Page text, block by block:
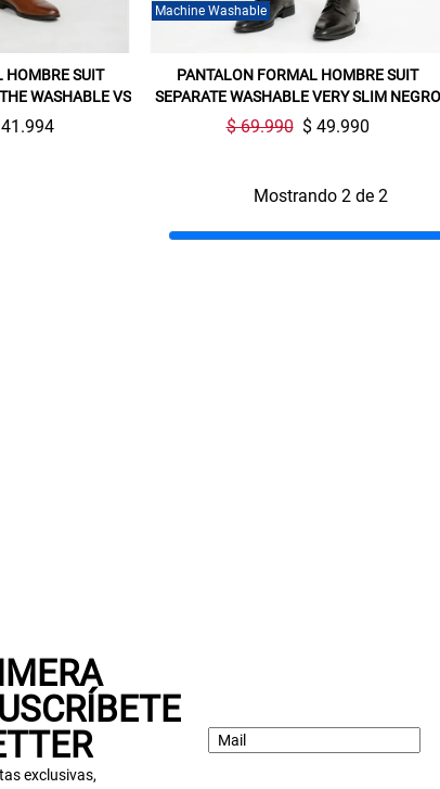
HOMBRE SUIT
WASHABLE VS
Machine Washable
PANTALON FORMAL HOMBRE SUIT
SEPARATE WASHABLE VERY SLIM NEGRO
$ 69.990 $ 49.990
Mostrando 2 de 2
exclusivas,
Gracias por inscribirte!